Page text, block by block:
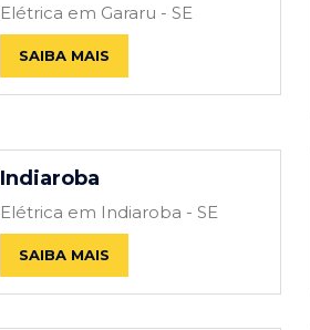
Elétrica em Gararu - SE
SAIBA MAIS
Indiaroba
Elétrica em Indiaroba - SE
SAIBA MAIS